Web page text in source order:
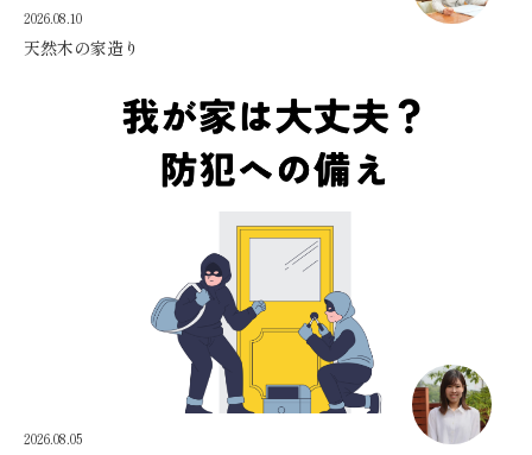
2026.08.10
天然木の家造り
2026.08.05